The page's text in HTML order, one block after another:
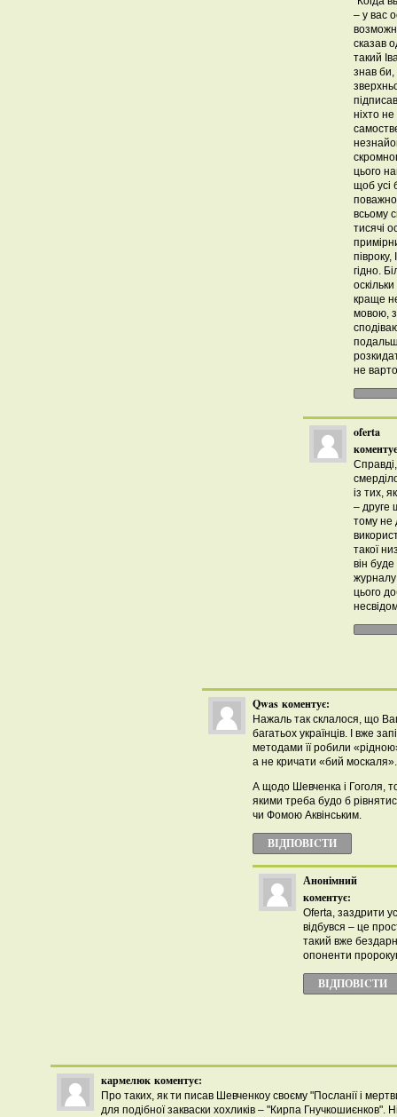
– у вас
сказав
такий
знав би,
ніхто
цього
щоб усі
всьому
тисячі
гідно.
краще
мовою,
не
oferta
із тих,
– друге
тому не
такої
він
журналу
цього
Qwas коментує:
Нажаль так склалося, що
багатьох українців. І вже
методами її робили
а не кричати «бий москаля».
А щодо Шевченка і Гоголя,
якими треба будо б
чи Фомою Аквінським.
ВІДПОВІCТИ
Анонімний
коментує:
Oferta, заздрити
відбувся – це
такий вже
опоненти
ВІДПОВІCТИ
кармелюк коментує:
Про таких, як ти писав Шевченкоу своєму "Посланії і
для подібної закваски хохликів – "Кирпа Гнучкошиєнков".